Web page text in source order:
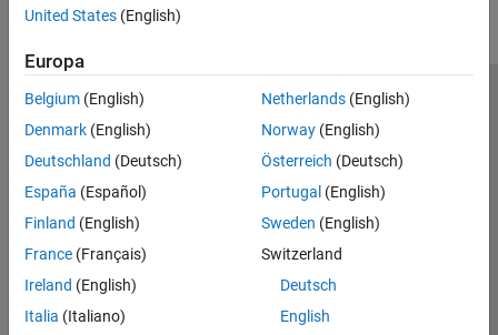
United States (English)
Europa
Belgium (English)
Denmark (English)
Deutschland (Deutsch)
España (Español)
Finland (English)
France (Français)
Ireland (English)
Italia (Italiano)
Netherlands(English)
Norway(English)
Österreich (Deutsch)
Portugal (English)
Sweden (English)
Switzerland
Deutsch
English
Centro de confianza
Marcas comerciales
Política de privacidad
Antipiratería
Estado de las aplicaciones
Información de contacto
© 1994-2026 The MathWorks, Inc.